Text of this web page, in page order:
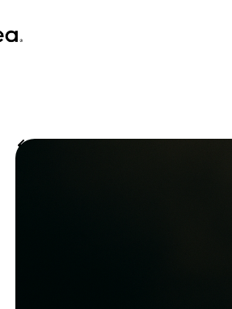
Volver a Historias